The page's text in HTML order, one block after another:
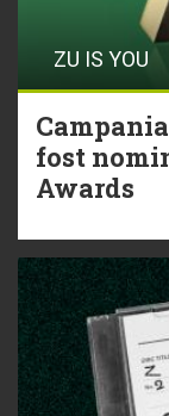
ZU IS YOU
fost
Awards